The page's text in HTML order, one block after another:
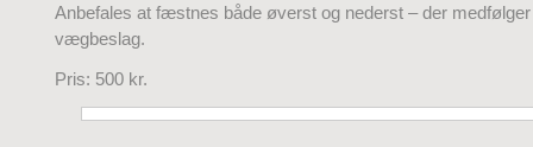
Anbefales at fæstnes både øverst og nederst – der
vægbeslag.
Pris: 500 kr.